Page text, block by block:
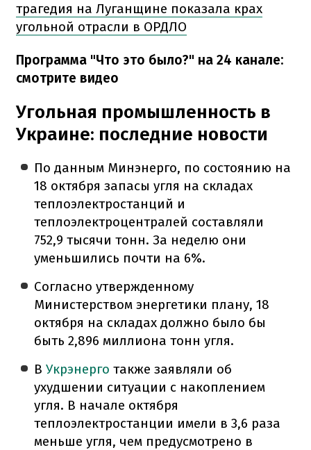
трагедия на Луганщине показала крах
угольной отрасли в ОРДЛО
Программа "Что это было?" на 24 канале:
смотрите видео
Угольная промышленность в
Украине: последние новости
По данным Минэнерго, по состоянию на
18 октября запасы угля на складах
теплоэлектростанций и
теплоэлектроцентралей составляли
752,9 тысячи тонн. За неделю они
уменьшились почти на 6%.
Согласно утвержденному
Министерством энергетики плану, 18
октября на складах должно было бы
быть 2,896 миллиона тонн угля.
ВУкрэнерго также заявляли об
ухудшении ситуации с накоплением
угля. В начале октября
теплоэлектростанции имели в 3,6 раза
меньше угля, чем предусмотрено в